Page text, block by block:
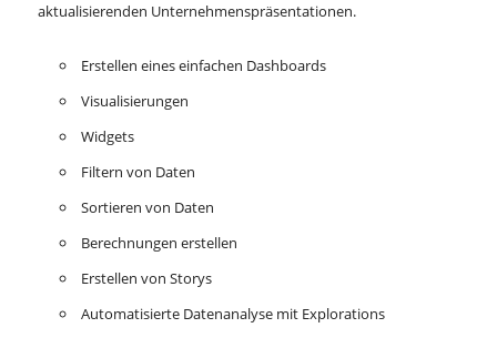
aktualisierenden Unternehmenspräsentationen.
Erstellen eines einfachen Dashboards
Visualisierungen
Widgets
Filtern von Daten
Sortieren von Daten
Berechnungen erstellen
Erstellen von Storys
Automatisierte Datenanalyse mit Explorations